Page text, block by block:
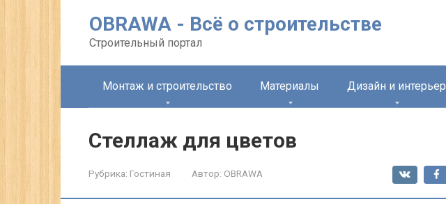
OBRAWA - Всё о строительстве
Строительный портал
Монтаж и строительство Материалы Дизайн и интерьер
Стеллаж для цветов
Рубрика: Гостиная Автор: OBRAWA